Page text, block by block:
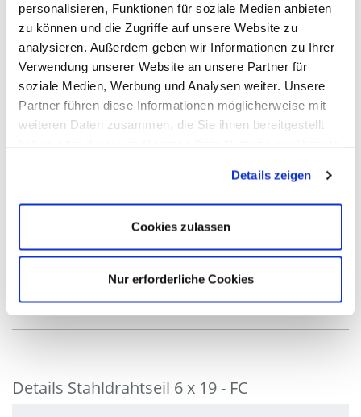
personalisieren, Funktionen für soziale Medien anbieten
zu können und die Zugriffe auf unsere Website zu
analysieren. Außerdem geben wir Informationen zu Ihrer
Verwendung unserer Website an unsere Partner für
soziale Medien, Werbung und Analysen weiter. Unsere
Partner führen diese Informationen möglicherweise mit
weiteren Daten zusammen, die Sie ihnen bereitgestellt
Cookies, wenn Sie unsere Webseite weiterhin nutzen.
Details zeigen
Cookies zulassen
Nur erforderliche Cookies
Außen-ø in mm
(ummantelt):
mm
Kern:
Stahleinlage
Stahlseil verzinkt | 6 x 19 - WSC
Stahlseil verzinkt | 6 x 19 - WSC, PA 12 ummantelt
Details Stahldrahtseil 6 x 19 - FC